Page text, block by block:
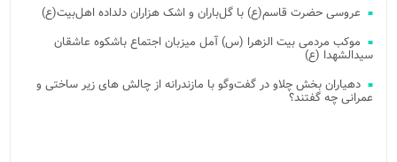
عروسی حضرت قاسم(ع) با گل‌باران و اشک هزاران دلداده اهل‌بیت(ع)
موکب مردمی بیت‌ الزهرا (س) آمل میزبان اجتماع باشکوه عاشقان
سیدالشهدا (ع)
دهیاران بخش چلاو در گفت‌وگو با مازندرانه از چالش های زیر ساختی و
عمرانی چه گفتند؟